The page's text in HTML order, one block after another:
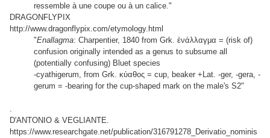
ressemble à une coupe ou à un calice."
DRAGONFLYPIX
http://www.dragonflypix.com/etymology.html
"Enallagma: Charpentier, 1840 from Grk. ἐνάλλαγμα = (risk of)
confusion originally intended as a genus to subsume all
(potentially confusing) Bluet species
-cyathigerum, from Grk. κύαθος = cup, beaker +Lat. -ger, -gera, -
gerum = -bearing for the cup-shaped mark on the male's S2"
.
D'ANTONIO & VEGLIANTE.
https://www.researchgate.net/publication/316791278_Derivatio_nominis